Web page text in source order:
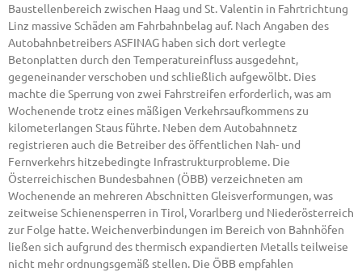
Baustellenbereich zwischen Haag und St. Valentin in Fahrtrichtung
Linz massive Schäden am Fahrbahnbelag auf. Nach Angaben des
Autobahnbetreibers ASFINAG haben sich dort verlegte
Betonplatten durch den Temperatureinfluss ausgedehnt,
gegeneinander verschoben und schließlich aufgewölbt. Dies
machte die Sperrung von zwei Fahrstreifen erforderlich, was am
Wochenende trotz eines mäßigen Verkehrsaufkommens zu
kilometerlangen Staus führte. Neben dem Autobahnnetz
registrieren auch die Betreiber des öffentlichen Nah- und
Fernverkehrs hitzebedingte Infrastrukturprobleme. Die
Österreichischen Bundesbahnen (ÖBB) verzeichneten am
Wochenende an mehreren Abschnitten Gleisverformungen, was
zeitweise Schienensperren in Tirol, Vorarlberg und Niederösterreich
zur Folge hatte. Weichenverbindungen im Bereich von Bahnhöfen
ließen sich aufgrund des thermisch expandierten Metalls teilweise
nicht mehr ordnungsgemäß stellen. Die ÖBB empfahlen